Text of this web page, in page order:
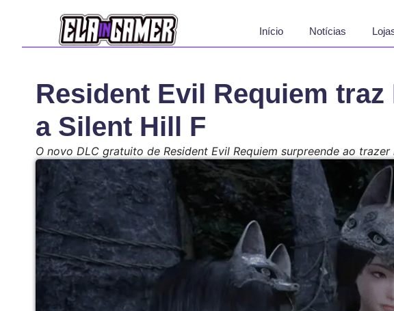
Início Notícias
Resident Evil Requiem
a Silent Hill F
O novo DLC gratuito de Resident Evil Requiem surpreende ao